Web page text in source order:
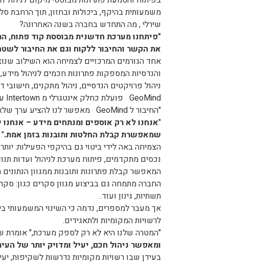
משמעותית בהיקף, ביכולות ובחזון, תוך הרחבת
שירלי , מה התחדש בחברה בשנה האחרונה?
"פיתחנו מערכת חדשנית מבוססת קוד פתוח,
את הקשר והחיבור ללקוח וגם את החיבור
ניהול פרויקטים הנדסיים, ניהול מתקנים,
GeoMind פועלת כחלק אינטגרלי מ Intertown על מנת להעניק שירותים משלימים ללקוחות הקבוצה.
"החיבור ל GeoMind מאפשר לנו להציע ערך שלא היה קיים קודם", מוסיפה שירלי.
"אנחנו לא רק אוספים ומנתחים מידע –
שמאפשרת קבלת החלטות ותובנות בזמן אמת.
"
הצמיחה באה לידי ביטוי גם בהיקפי הפעילות:
המאפשר קבלת פתרונות ותובנות ממגוון
תשתיות, גינון ועוד.
לרשויות המקומיות ולתאגידים.
"המטרה שלנו היא לא רק לספק מערכת," אומרת
ומאפשר ניהול חכם, יעיל ומדויק יותר של
בעידן שבו רשויות מקומיות נדרשות לשקיפות,